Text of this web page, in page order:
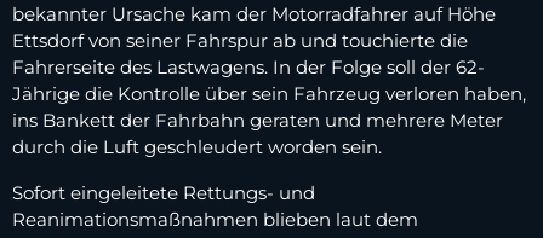
bekannter Ursache kam der Motorradfahrer auf Höhe
Ettsdorf von seiner Fahrspur ab und touchierte die
Fahrerseite des Lastwagens. In der Folge soll der 62-
Jährige die Kontrolle über sein Fahrzeug verloren haben,
ins Bankett der Fahrbahn geraten und mehrere Meter
durch die Luft geschleudert worden sein.
Sofort eingeleitete Rettungs- und
Reanimationsmaßnahmen blieben laut dem